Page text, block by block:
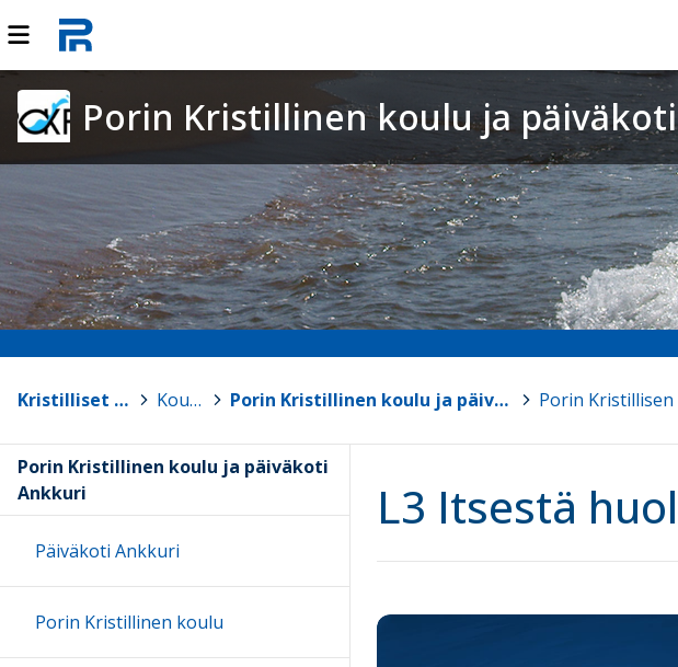
Porin Kristillinen koulu ja
Kristilliset koulut > Koulut > Porin Kristillinen koulu ja päiväkoti Ankkuri >
L3 Itsestä
Porin Kristillinen koulu ja päiväkoti
Ankkuri
Päiväkoti Ankkuri
Porin Kristillinen koulu